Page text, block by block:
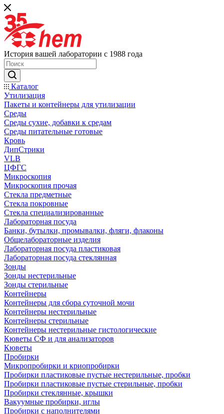
История вашей лаборатории с 1988 года
Каталог
Утилизация
Пакеты и контейнеры для утилизации
Среды
Среды сухие, добавки к средам
Среды питательные готовые
Кровь
ДипСтрики
VLB
ЦФГС
Микроскопия
Микроскопия прочая
Стекла предметные
Стекла покровные
Стекла специализированные
Лабораторная посуда
Банки, бутылки, промывалки, фляги, флаконы
Общелабораторные изделия
Лабораторная посуда пластиковая
Лабораторная посуда стеклянная
Зонды
Зонды нестерильные
Зонды стерильные
Контейнеры
Контейнеры для сбора суточной мочи
Контейнеры нестерильные
Контейнеры стерильные
Контейнеры нестерильные гистологические
Кюветы СФ и для анализаторов
Кюветы
Пробирки
Микропробирки и криопробирки
Пробирки пластиковые пустые нестерильные, пробки
Пробирки пластиковые пустые стерильные, пробки
Пробирки стеклянные, крышки
Вакуумные пробирки, иглы
Пробирки с наполнителями